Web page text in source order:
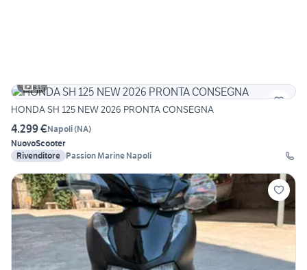
11
HONDA SH 125 NEW 2026 PRONTA CONSEGNA
4.299 €Napoli(NA)
NuovoScooter
Rivenditore Passion Marine Napoli